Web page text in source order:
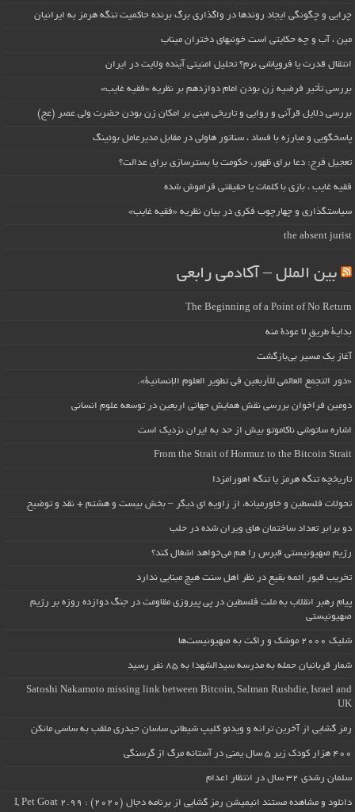
چرایی و چگونگی ایجاد روندها در واگذاری برگ برنده حاکمیت تنگه هرمز به ایرانیان
مین ، آب و چه حکایتی است خونبهای دختران میناب
انتقال قدرت یا فروپاشی نرم؟ تحلیل امنیتی آینده ولایت در ایران
بررسی تأثیر فرضیه زن بودن امام دوازدهم بر نظریه «فقیه غایب»
بررسی دلایل قرآنی و روایی و تاریخی مبنی بر امکان زن بودن حضرت ولی عصر (عج)
پاسخگویی و مبارزه با فساد ، سناتور هاولی در مقابل مدیرعامل بوئینگ
تعجیل فرج: دعا برای ظهور، حکومت یا بسترسازی برای عدالت؟
فقیه غایب ، بازی با کلمات یا حقیقتی فراموش شده
سیاستگذاری و چهارچوب فکری در بیان نظریه «فقیه غایب»
the absent jurist
بین الملل – آکادمی رابعی
The Beginning of a Point of No Return
بداية طريقٍ لا عودة منه
آغاز یک مسیر بی‌بازگشت
«دور التجمع العالمي للأربعين في تطوير العلوم الإنسانية».
دومین فراخوان بررسی نقش همایش جهانی اربعین در توسعه علوم انسانی
اشاره ساتوشی ناکاموتو بیش از حد به ایران نزدیک است
From the Strait of Hormuz to the Bitcoin Strait
تاریخچه تنگه هرمز یا تنگه اهورامزدا
تحولات فلسطین و خاورمیانه، از زاویه ای دیگر – بخش بیست و هشتم + نقد و توضیح
دو برابر تعداد ساختمان های ویران شده در حلب
رژیم صهیونیستی قبرس را هم می‌خواهد اشغال کند؟
تخریب قبور ائمه بقیع در نظر اهل سنت هیچ مبنایی ندارد
پیام رهبر انقلاب به ملت فلسطین در پی پیروزی مقاومت در جنگ دوازده روزه بر رژیم
صهیونیستی
شلیک ۲۰۰۰ موشک و راکت به صهیونیست‌ها
شمار قربانیان حمله به مدرسه سیدالشهدا به ۸۵ نفر رسید
Satoshi Nakamoto missing link between Bitcoin, Salman Rushdie, Israel and
UK
رمز گشایی از آخرین ترانه و ویدئو کلیپ شیطانی ساسان حیدری ملقب به ساسی مانکن
۴۰۰ هزار کودک زیر ۵ سال یمنی در آستانه مرگ از گرسنگی
سلمان رشدی ۳۲ سال در انتظار اعدام
دانلود و مشاهده مستند انیمیشن رمز گشایی از برنامه دجال (۲۰۲۰) : I, Pet Goat 2.99